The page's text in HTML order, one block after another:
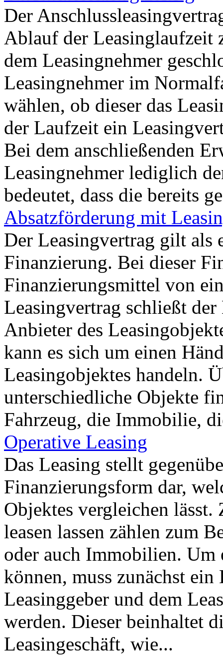
Der
Ablauf der Leasinglaufzeit
dem Leasingnehmer
Leasingnehmer im
wählen, ob dieser das
der Laufzeit ein
Bei dem anschließenden
Leasingnehmer lediglich
bedeutet, dass die bereits
Absatzförderung mit
Der Leasingvertrag gilt als
Finanzierung. Bei dieser
Finanzierungsmittel von
Leasingvertrag schließt
Anbieter des
kann es sich um einen
Leasingobjektes handeln.
unterschiedliche Objekte
Fahrzeug, die Immobilie,
Operative Leasing
Das Leasing stellt
Finanzierungsform dar,
Objektes vergleichen
leasen lassen zählen zum
oder auch Immobilien. Um
können, muss zunächst
Leasinggeber und dem
werden. Dieser beinhaltet
Leasingeschäft, wie...